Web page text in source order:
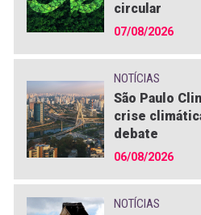
circular
07/08/2026
NOTÍCIAS
São Paulo
crise
debate
06/08/2026
NOTÍCIAS